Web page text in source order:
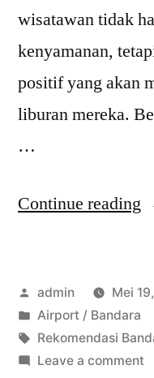
wisatawan tidak
kenyamanan,
positif yang akan
liburan mereka.
…
Continue reading
di
Posted
by
admin
Mei
Posted
in
Airport / Bandara
Tags:
Rekomendasi
Leave a commenton